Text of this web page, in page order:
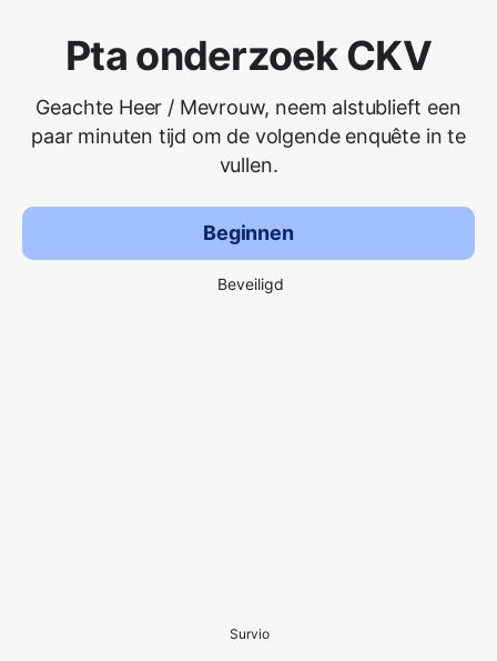
Pta onderzoek CKV
Geachte Heer / Mevrouw, neem alstublieft een
paar minuten tijd om de volgende enquête in te
vullen.
Beginnen
Beveiligd
Survio